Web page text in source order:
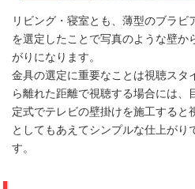
リビング・寝室とも、薄型のブラ
を選定したことで写真のような壁か
がりになります。
金具の選定に重要なことは視聴スタ
ら離れた距離で視聴する場合には、
定式でテレビの壁掛けを施工すると
としてもあえてシンプルな仕上がり
す。